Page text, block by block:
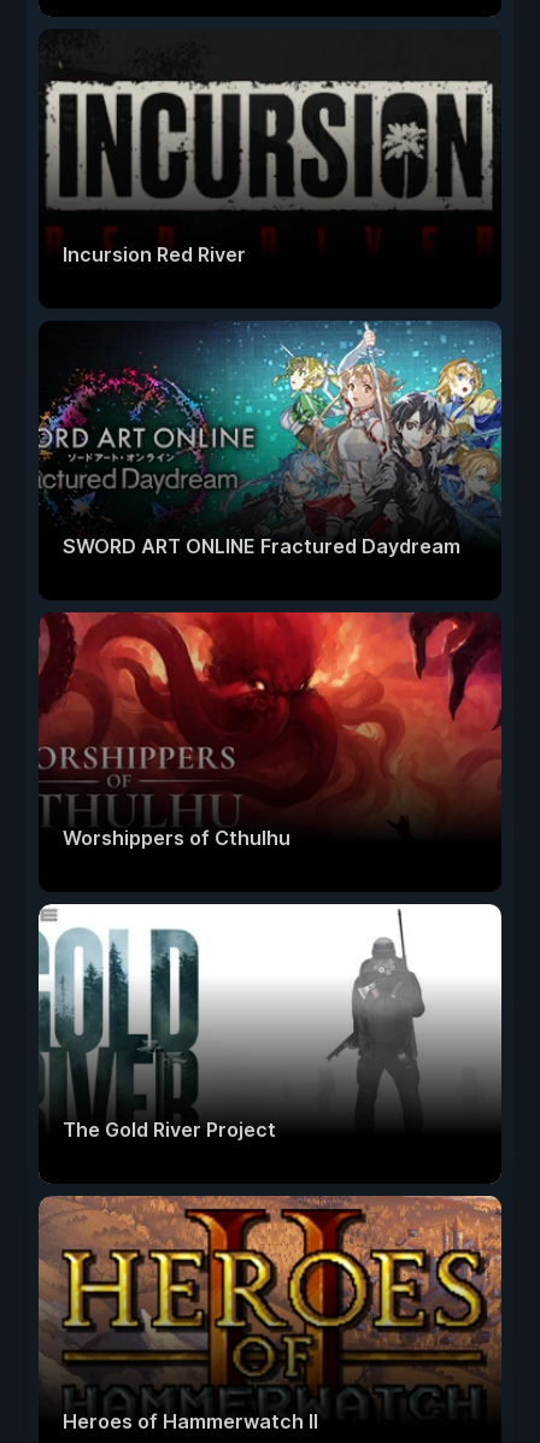
Incursion Red River
SWORD ART ONLINE Fractured Daydream
Worshippers of Cthulhu
The Gold River Project
Heroes of Hammerwatch II